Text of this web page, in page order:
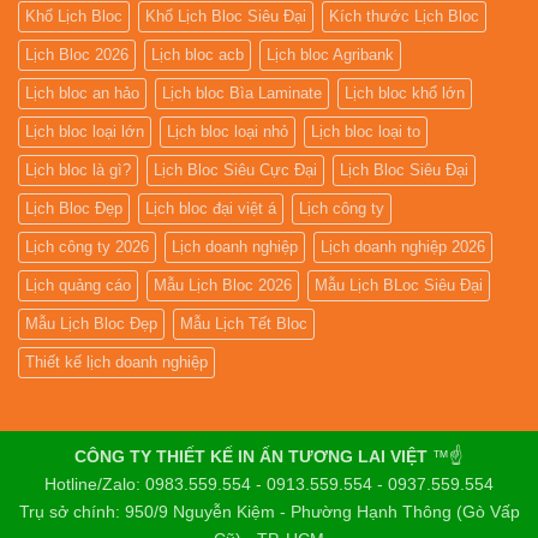
Khổ Lịch Bloc Khổ Lịch Bloc Siêu Đại Kích thước Lịch Bloc
Lịch Bloc 2026 Lịch bloc acb Lịch bloc Agribank
Lịch bloc an hảo Lịch bloc Bìa Laminate Lịch bloc khổ lớn
Lịch bloc loại lớn Lịch bloc loại nhỏ Lịch bloc loại to
Lịch bloc là gì? Lịch Bloc Siêu Cực Đại Lịch Bloc Siêu Đại
Lịch Bloc Đẹp Lịch bloc đại việt á Lịch công ty
Lịch công ty 2026 Lịch doanh nghiệp Lịch doanh nghiệp 2026
Lịch quảng cáo Mẫu Lịch Bloc 2026 Mẫu Lịch BLoc Siêu Đại
Mẫu Lịch Bloc Đẹp Mẫu Lịch Tết Bloc
Thiết kế lịch doanh nghiệp
CÔNG TY THIẾT KẾ IN ẤN TƯƠNG LAI VIỆT ™☝️
Hotline/Zalo: 0983.559.554 - 0913.559.554 - 0937.559.554
Trụ sở chính: 950/9 Nguyễn Kiệm - Phường Hạnh Thông (Gò Vấp